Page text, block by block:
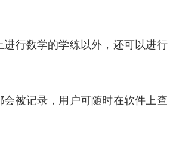
进行数学的学练以外，还可以进行
会被记录，用户可随时在软件上查